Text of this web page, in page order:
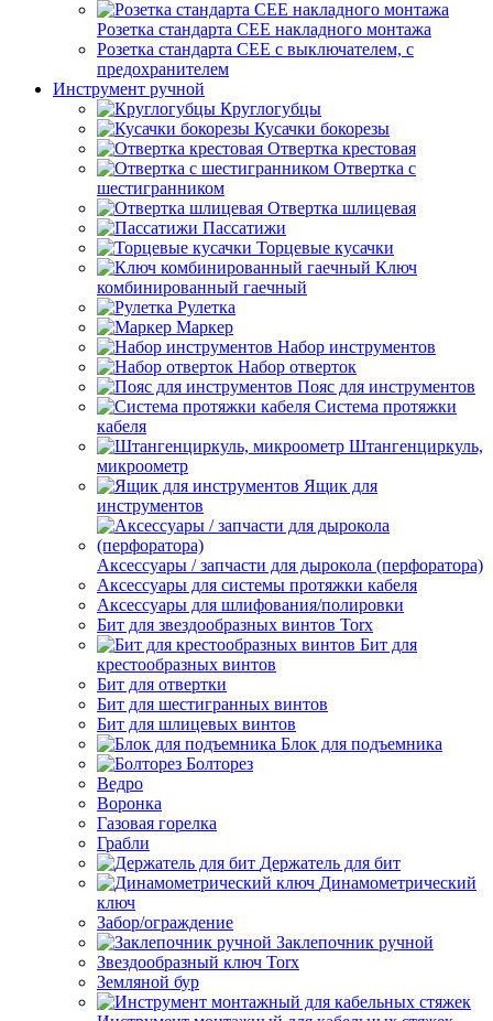
Розетка стандарта СЕЕ накладного монтажа
Розетка стандарта СЕЕ с выключателем, с
предохранителем
Инструмент ручной
Круглогубцы
Кусачки бокорезы
Отвертка крестовая
Отвертка с
шестигранником
Отвертка шлицевая
Пассатижи
Торцевые кусачки
Ключ
комбинированный гаечный
Рулетка
Маркер
Набор инструментов
Набор отверток
Пояс для инструментов
Система протяжки
кабеля
Штангенциркуль,
микроометр
Ящик для
инструментов
Аксессуары / запчасти для дырокола (перфоратора)
Аксессуары для системы протяжки кабеля
Аксессуары для шлифования/полировки
Бит для звездообразных винтов Torx
Бит для
крестообразных винтов
Бит для отвертки
Бит для шестигранных винтов
Бит для шлицевых винтов
Блок для подъемника
Болторез
Ведро
Воронка
Газовая горелка
Грабли
Держатель для бит
Динамометрический
ключ
Забор/ограждение
Заклепочник ручной
Звездообразный ключ Torx
Земляной бур